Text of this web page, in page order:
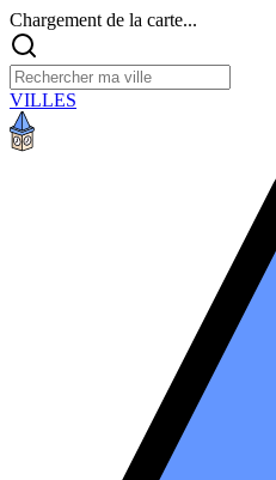
Chargement de la carte...
VILLES